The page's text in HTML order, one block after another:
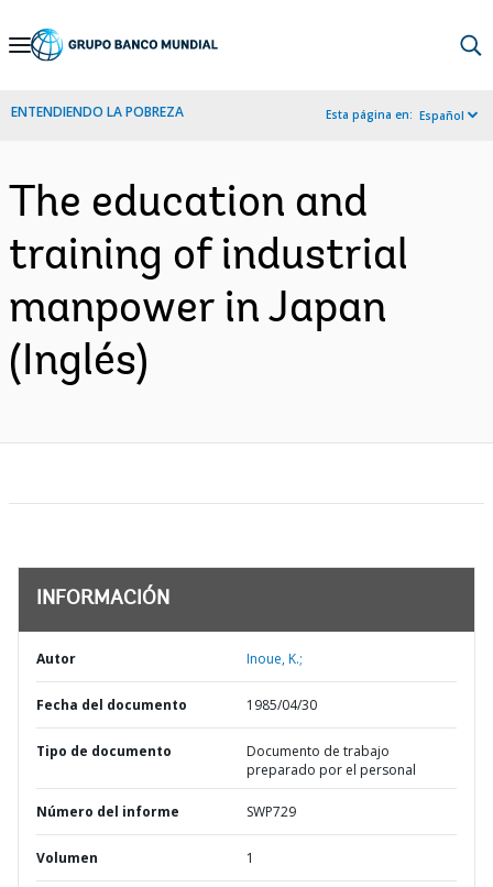
Skip
Navigation
ENTENDIENDO LA POBREZA Esta página en: Español
The education and
training of industrial
manpower in Japan
(Inglés)
INFORMACIÓN
Autor Inoue, K.;
Fecha del documento 1985/04/30
Tipo de documento
Documento de trabajo
preparado por el personal
Número del informe SWP729
Volumen 1